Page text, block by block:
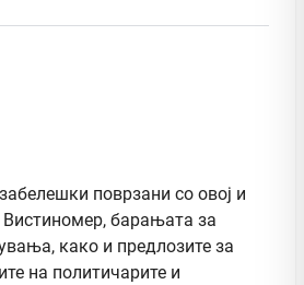
поврзани со овој и
Вистиномер, барањата за
како и предлозите за
на политичарите и